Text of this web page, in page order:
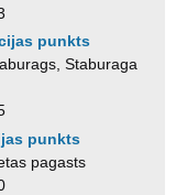
punkts
Staburaga
punkts
pagasts